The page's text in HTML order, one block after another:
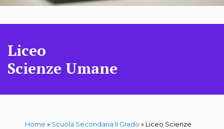
Liceo
Scienze Umane
Home » Scuola Secondaria II Grado » Liceo Scienze